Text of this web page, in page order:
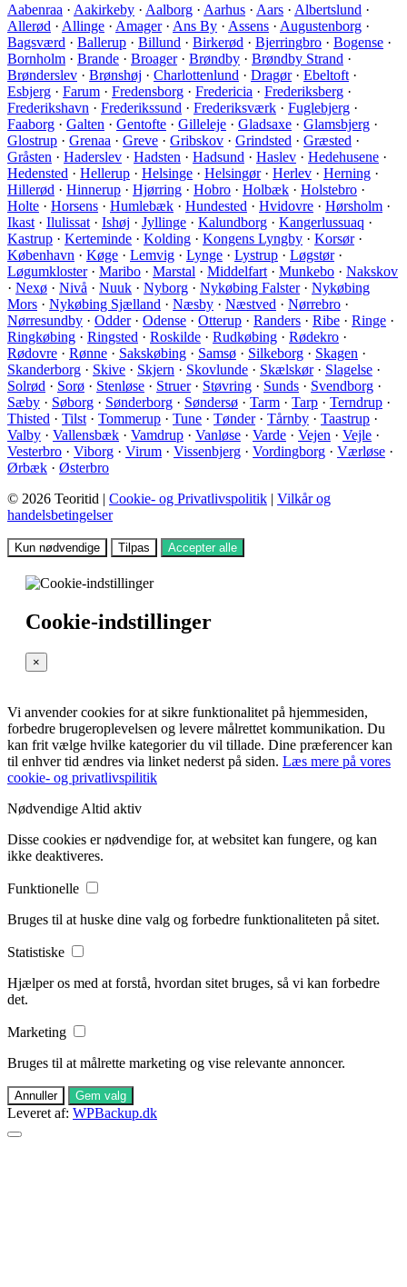
Aabenraa · Aakirkeby · Aalborg · Aarhus · Aars · Albertslund ·
Allerød · Allinge · Amager· Ans By · Assens · Augustenborg ·
Bagsværd · Ballerup · Billund · Birkerød · Bjerringbro · Bogense ·
Bornholm · Brande · Broager· Brøndby · Brøndby Strand ·
Brønderslev · Brønshøj · Charlottenlund · Dragør· Ebeltoft ·
Esbjerg · Farum · Fredensborg · Fredericia · Frederiksberg ·
Frederikshavn · Frederikssund · Frederiksværk · Fuglebjerg ·
Faaborg · Galten · Gentofte · Gilleleje · Gladsaxe · Glamsbjerg ·
Glostrup · Grenaa · Greve · Gribskov · Grindsted · Græsted ·
Gråsten · Haderslev · Hadsten · Hadsund · Haslev · Hedehusene ·
Hedensted · Hellerup · Helsinge · Helsingør· Herlev · Herning ·
Hillerød · Hinnerup · Hjørring · Hobro · Holbæk · Holstebro ·
Holte · Horsens · Humlebæk · Hundested · Hvidovre · Hørsholm ·
Ikast · Ilulissat · Ishøj · Jyllinge · Kalundborg · Kangerlussuaq ·
Kastrup · Kerteminde · Kolding · Kongens Lyngby · Korsør·
København · Køge · Lemvig · Lynge · Lystrup · Løgstør·
Løgumkloster· Maribo · Marstal · Middelfart · Munkebo · Nakskov
· Nexø · Nivå · Nuuk · Nyborg · Nykøbing Falster· Nykøbing
Mors · Nykøbing Sjælland · Næsby · Næstved · Nørrebro ·
Nørresundby · Odder· Odense · Otterup · Randers · Ribe · Ringe ·
Ringkøbing · Ringsted · Roskilde · Rudkøbing · Rødekro ·
Rødovre · Rønne · Sakskøbing · Samsø · Silkeborg · Skagen ·
Skanderborg · Skive · Skjern · Skovlunde · Skælskør· Slagelse ·
Solrød · Sorø · Stenløse · Struer· Støvring · Sunds · Svendborg ·
Sæby · Søborg · Sønderborg · Søndersø · Tarm · Tarp · Terndrup ·
Thisted · Tilst · Tommerup · Tune · Tønder· Tårnby · Taastrup ·
Valby · Vallensbæk · Vamdrup · Vanløse · Varde · Vejen · Vejle ·
Vesterbro · Viborg · Virum · Vissenbjerg · Vordingborg · Værløse ·
Ørbæk · Østerbro
© 2026 Teoritid | Cookie- og Privatlivspolitik | Vilkår og
handelsbetingelser
Kun nødvendige Tilpas Accepter alle
Cookie-indstillinger
×
Vi anvender cookies for at sikre funktionalitet på hjemmesiden,
forbedre brugeroplevelsen og levere målrettet kommunikation. Du
kan frit vælge hvilke kategorier du vil tillade. Dine præferencer kan
til enhver tid ændres via linket nederst på siden. Læs mere på vores
cookie- og privatlivspilitik
Nødvendige Altid aktiv
Disse cookies er nødvendige for, at websitet kan fungere, og kan
ikke deaktiveres.
Funktionelle
Bruges til at huske dine valg og forbedre funktionaliteten på sitet.
Statistiske
Hjælper os med at forstå, hvordan sitet bruges, så vi kan forbedre
det.
Marketing
Bruges til at målrette marketing og vise relevante annoncer.
Annuller Gem valg
Leveret af: WPBackup.dk